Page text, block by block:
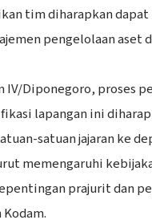
tim diharapkan
pengelolaan aset
IV/Diponegoro, proses
lapangan ini
satuan jajaran ke
memengaruhi
prajurit dan